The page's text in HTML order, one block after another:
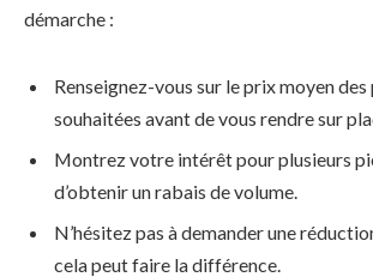
démarche :
Renseignez-vous sur le prix moyen des
souhaitées avant de vous rendre sur
Montrez votre intérêt pour plusieurs
d’obtenir un rabais de volume.
N’hésitez pas à demander une
cela peut faire la différence.